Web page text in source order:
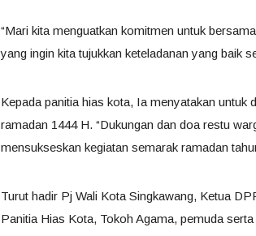
“Mari kita menguatkan komitmen untuk
yang ingin kita tujukkan keteladanan yang baik
Kepada panitia hias kota, Ia menyatakan
ramadan 1444 H. “Dukungan dan doa restu
mensukseskan kegiatan semarak ramadan
Turut hadir Pj Wali Kota Singkawang, Ketua
Panitia Hias Kota, Tokoh Agama, pemuda